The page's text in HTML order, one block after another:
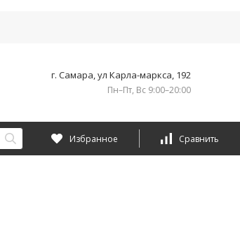
г. Самара, ул Карла-маркса, 192
Пн–Пт, Вс 9:00–20:00
Избранное Сравнить